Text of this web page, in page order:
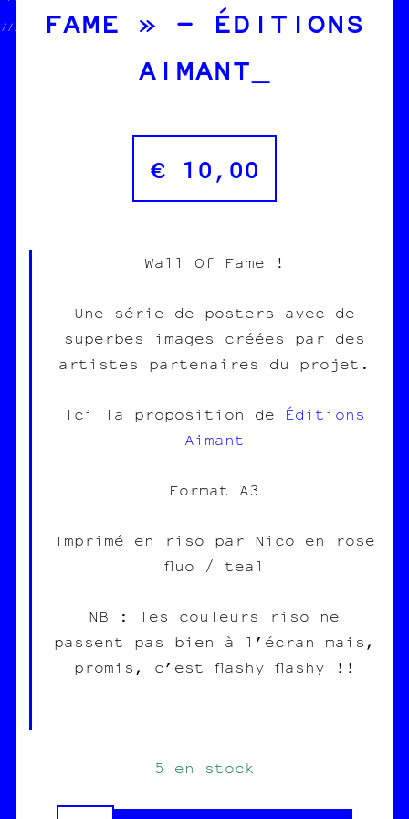
// //│★●♣//  HELP HELP
♣□♠«//
FAME » – ÉDITIONS
AIMANT
€ 10,00
Wall Of Fame !
Une série de posters avec de
superbes images créées par des
artistes partenaires du projet.
Ici la proposition de
Éditions
Aimant
Format A3
Imprimé en riso par Nico en rose
fluo / teal
NB : les couleurs riso ne
passent pas bien à l’écran mais,
promis, c’est flashy flashy !!
5 en stock